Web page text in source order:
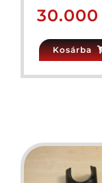
30.000
Kosárba